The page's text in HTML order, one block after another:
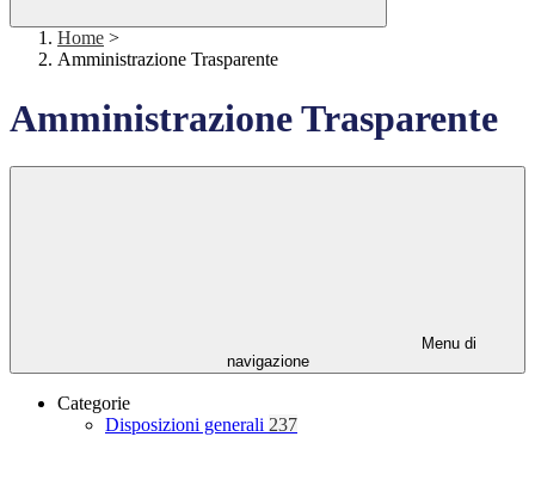
Home >
Amministrazione Trasparente
Amministrazione Trasparente
Menu di
navigazione
Categorie
Disposizioni generali 237